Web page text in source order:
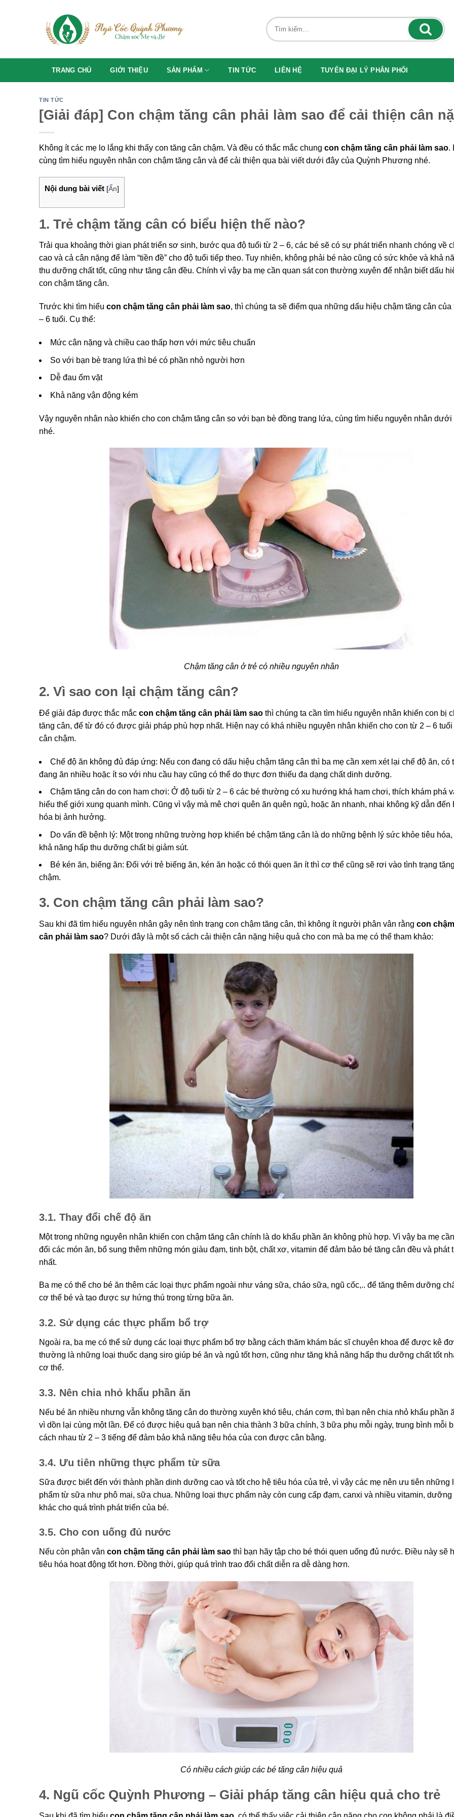
TRANG CHỦ GIỚI THIỆU SẢN PHẨM TIN TỨC LIÊN HỆ TUYỂN ĐẠI LÝ PHÂN PHỐI
TIN TỨC
[Giải đáp] Con chậm tăng cân phải làm sao để cải thiện cân
Không ít các mẹ lo lắng khi thấy con tăng cân chậm. Và đều có thắc mắc chung con chậm tăng cân phải làm sao.
cùng tìm hiểu nguyên nhân con chậm tăng cân và để cải thiện qua bài viết dưới đây của Quỳnh Phương nhé.
Nội dung bài viết [Ẩn]
1. Trẻ chậm tăng cân có biểu hiện thế nào?
Trải qua khoảng thời gian phát triển sơ sinh, bước qua độ tuổi từ 2 – 6, các bé sẽ có sự phát triển nhanh chóng về
cao và cả cân nặng để làm “tiền đề” cho độ tuổi tiếp theo. Tuy nhiên, không phải bé nào cũng có sức khỏe và khả
thu dưỡng chất tốt, cũng như tăng cân đều. Chính vì vậy ba mẹ cần quan sát con thường xuyên để nhận biết dấu
con chậm tăng cân.
Trước khi tìm hiểu con chậm tăng cân phải làm sao, thì chúng ta sẽ điểm qua những dấu hiệu chậm tăng cân của
– 6 tuổi. Cụ thể:
Mức cân nặng và chiều cao thấp hơn với mức tiêu chuẩn
So với bạn bè trang lứa thì bé có phần nhỏ người hơn
Dễ đau ốm vặt
Khả năng vận động kém
Vậy nguyên nhân nào khiến cho con chậm tăng cân so với bạn bè đồng trang lứa, cùng tìm hiểu nguyên nhân dưới
nhé.
Chậm tăng cân ở trẻ có nhiều nguyên nhân
2. Vì sao con lại chậm tăng cân?
Để giải đáp được thắc mắc con chậm tăng cân phải làm sao thì chúng ta cần tìm hiểu nguyên nhân khiến con bị
tăng cân, để từ đó có được giải pháp phù hợp nhất. Hiện nay có khá nhiều nguyên nhân khiến cho con từ 2 – 6 tuổi
cân chậm.
Chế độ ăn không đủ đáp ứng: Nếu con đang có dấu hiệu chậm tăng cân thì ba mẹ cần xem xét lại chế độ ăn, có
đang ăn nhiều hoặc ít so với nhu cầu hay cũng có thể do thực đơn thiếu đa dạng chất dinh dưỡng.
Chậm tăng cân do con ham chơi: Ở độ tuổi từ 2 – 6 các bé thường có xu hướng khá ham chơi, thích khám phá
hiểu thế giới xung quanh mình. Cũng vì vậy mà mê chơi quên ăn quên ngủ, hoặc ăn nhanh, nhai không kỹ dẫn đến
hóa bị ảnh hưởng.
Do vấn đề bệnh lý: Một trong những trường hợp khiến bé chậm tăng cân là do những bệnh lý sức khỏe tiêu
khả năng hấp thu dưỡng chất bị giảm sút.
Bé kén ăn, biếng ăn: Đối với trẻ biếng ăn, kén ăn hoặc có thói quen ăn ít thì cơ thể cũng sẽ rơi vào tình trạng
chậm.
3. Con chậm tăng cân phải làm sao?
Sau khi đã tìm hiểu nguyên nhân gây nên tình trạng con chậm tăng cân, thì không ít người phân vân rằng con
cân phải làm sao? Dưới đây là một số cách cải thiện cân nặng hiệu quả cho con mà ba mẹ có thể tham khảo:
3.1. Thay đổi chế độ ăn
Một trong những nguyên nhân khiến con chậm tăng cân chính là do khẩu phần ăn không phù hợp. Vì vậy ba mẹ
đổi các món ăn, bổ sung thêm những món giàu đạm, tinh bột, chất xơ, vitamin để đảm bảo bé tăng cân đều và phát
nhất.
Ba mẹ có thể cho bé ăn thêm các loại thực phẩm ngoài như váng sữa, cháo sữa, ngũ cốc,.. để tăng thêm dưỡng
cơ thể bé và tạo được sự hứng thú trong từng bữa ăn.
3.2. Sử dụng các thực phẩm bổ trợ
Ngoài ra, ba mẹ có thể sử dụng các loại thực phẩm bổ trợ bằng cách thăm khám bác sĩ chuyên khoa để được kê
thường là những loại thuốc dạng siro giúp bé ăn và ngủ tốt hơn, cũng như tăng khả năng hấp thu dưỡng chất tốt
cơ thể.
3.3. Nên chia nhỏ khẩu phần ăn
Nếu bé ăn nhiều nhưng vẫn không tăng cân do thường xuyên khó tiêu, chán cơm, thì bạn nên chia nhỏ khẩu phần
vì dồn lại cùng một lần. Để có được hiệu quả bạn nên chia thành 3 bữa chính, 3 bữa phụ mỗi ngày, trung bình mỗi
cách nhau từ 2 – 3 tiếng để đảm bảo khả năng tiêu hóa của con được cân bằng.
3.4. Ưu tiên những thực phẩm từ sữa
Sữa được biết đến với thành phần dinh dưỡng cao và tốt cho hệ tiêu hóa của trẻ, vì vậy các mẹ nên ưu tiên những
phẩm từ sữa như phô mai, sữa chua. Những loại thực phẩm này còn cung cấp đạm, canxi và nhiều vitamin, dưỡng
khác cho quá trình phát triển của bé.
3.5. Cho con uống đủ nước
Nếu còn phân vân con chậm tăng cân phải làm sao thì bạn hãy tập cho bé thói quen uống đủ nước. Điều này sẽ
tiêu hóa hoạt động tốt hơn. Đồng thời, giúp quá trình trao đổi chất diễn ra dễ dàng hơn.
Có nhiều cách giúp các bé tăng cân hiệu quả
4. Ngũ cốc Quỳnh Phương – Giải pháp tăng cân hiệu quả cho trẻ